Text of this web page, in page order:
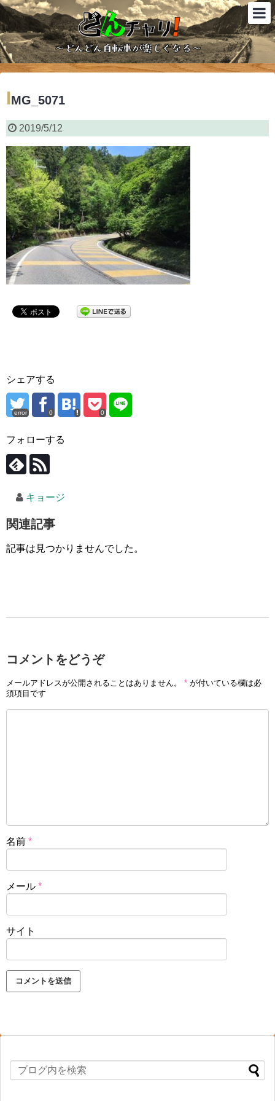
IMG_5071
2019/5/12
シェアする
error 0 0
フォローする
キョージ
関連記事
記事は見つかりませんでした。
コメントをどうぞ
メールアドレスが公開されることはありません。 * が付いている欄は必
須項目です
名前 *
メール *
サイト